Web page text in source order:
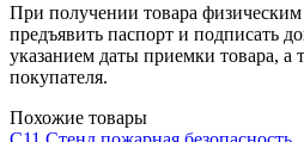
При получении товара
предъявить паспорт и подписать
указанием даты приемки товара,
покупателя.
Похожие товары